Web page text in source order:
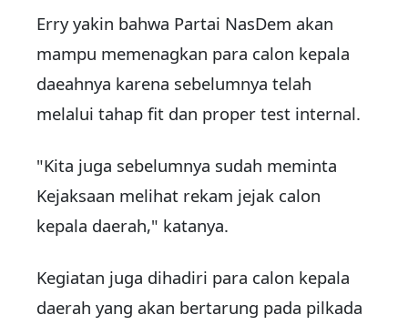
Erry yakin bahwa Partai NasDem akan
mampu memenagkan para calon kepala
daeahnya karena sebelumnya telah
melalui tahap fit dan proper test internal.
"Kita juga sebelumnya sudah meminta
Kejaksaan melihat rekam jejak calon
kepala daerah," katanya.
Kegiatan juga dihadiri para calon kepala
daerah yang akan bertarung pada pilkada